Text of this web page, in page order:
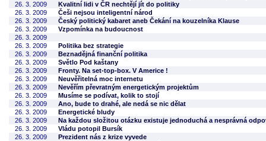
26. 3. 2009
Kvalitní lidi v ČR nechtějí jít do politiky
26. 3. 2009
Češi nejsou inteligentní národ
26. 3. 2009
Český politický kabaret aneb Čekání na kouzelníka Klause
26. 3. 2009
Vzpomínka na budoucnost
26. 3. 2009
26. 3. 2009
Politika bez strategie
26. 3. 2009
Beznadějná finanční politika
26. 3. 2009
Světlo Pod kaštany
26. 3. 2009
Fronty. Na set-top-box. V Americe !
26. 3. 2009
Neuvěřitelná moc internetu
26. 3. 2009
Nevěřím převratným energetickým projektům
26. 3. 2009
Musíme se podívat, kolik to stojí
26. 3. 2009
Ano, bude to drahé, ale nedá se nic dělat
26. 3. 2009
Energetické bludy
26. 3. 2009
Na každou složitou otázku existuje jednoduchá a nesprávná
26. 3. 2009
Vládu potopil Bursík
26. 3. 2009
Prezident nás z krize vyvede